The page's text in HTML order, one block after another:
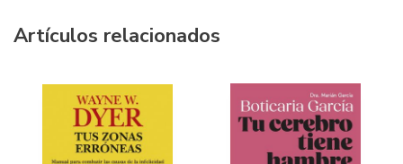
Artículos relacionados